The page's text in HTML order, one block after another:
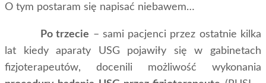
O tym postaram się napisać niebawem…
Po trzecie – sami pacjenci przez ostatnie kilka
lat kiedy aparaty USG pojawiły się w gabinetach
fizjoterapeutów, docenili możliwość wykonania